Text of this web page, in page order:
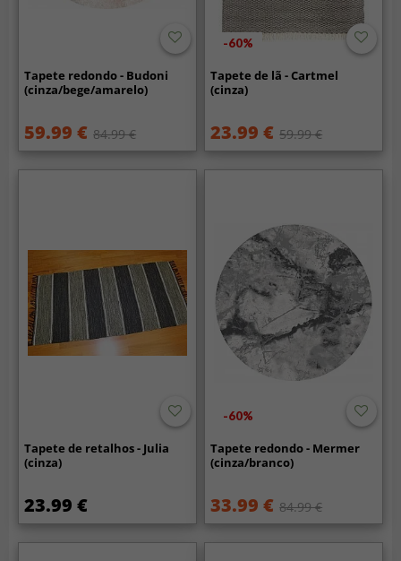
Tapete redondo - Budoni
(cinza/bege/amarelo)
59.99 € 84.99 €
-60%
Tapete de lã - Cartmel
(cinza)
23.99 € 59.99 €
Tapete de retalhos - Julia
(cinza)
23.99 €
-60%
Tapete redondo - Mermer
(cinza/branco)
33.99 € 84.99 €